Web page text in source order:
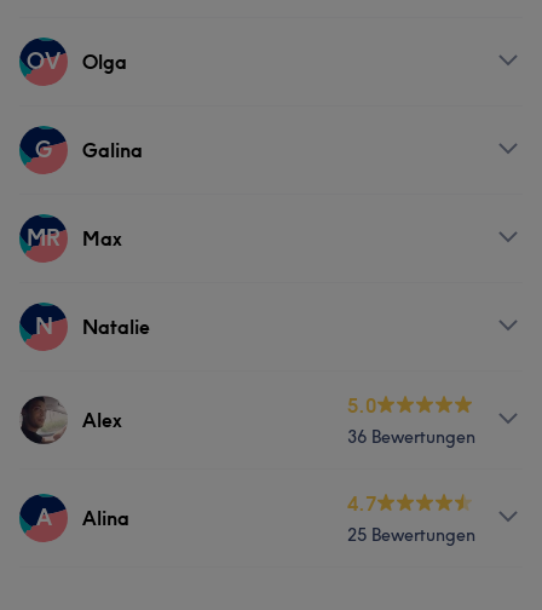
Services
OV Olga
Services
G Galina
Services
MR Max
Services
N Natalie
Services
Alex
5.0
36 Bewertungen
Services
A Alina
4.7
25 Bewertungen